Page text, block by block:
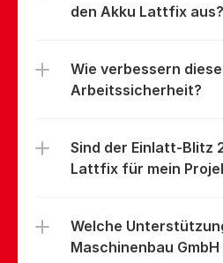
Wie verbessern
Arbeitssicherheit?
Sind der Einlatt-Blitz
Lattfix für mein
Welche
Maschinenbau